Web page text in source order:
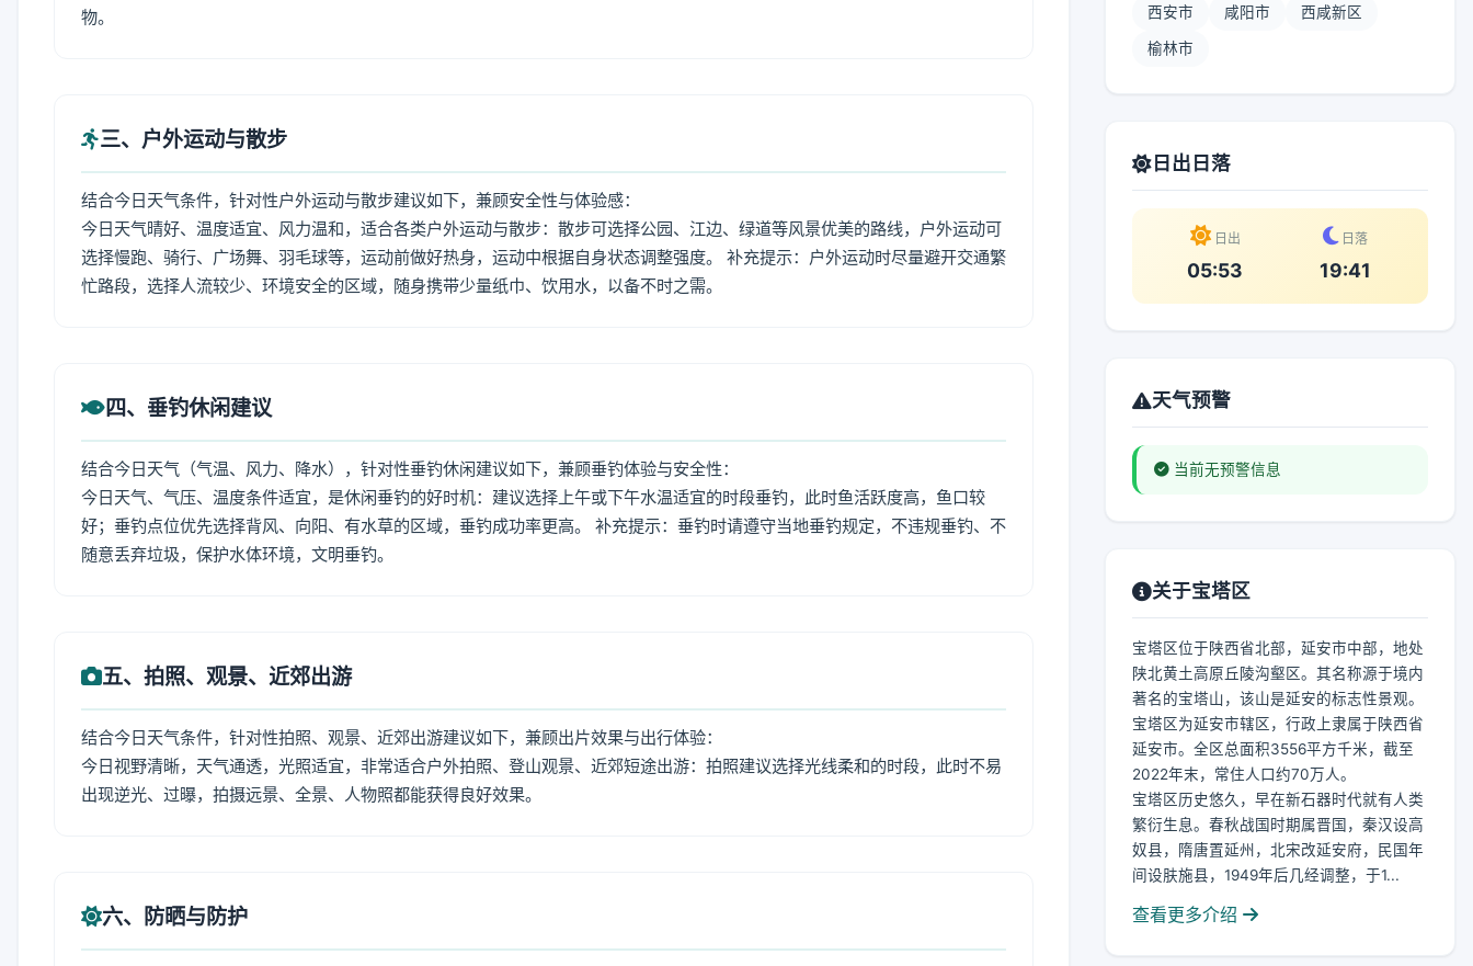
物。
三、户外运动与散步
结合今日天气条件，针对性户外运动与散步建议如下，兼顾安全性与体验感：
今日天气晴好、温度适宜、风力温和，适合各类户外运动与散步：散步可选择公园、江边、绿道等风景优美的路线，户外运动可
选择慢跑、骑行、广场舞、羽毛球等，运动前做好热身，运动中根据自身状态调整强度。 补充提示：户外运动时尽量避开交通繁
忙路段，选择人流较少、环境安全的区域，随身携带少量纸巾、饮用水，以备不时之需。
四、垂钓休闲建议
结合今日天气（气温、风力、降水），针对性垂钓休闲建议如下，兼顾垂钓体验与安全性：
今日天气、气压、温度条件适宜，是休闲垂钓的好时机：建议选择上午或下午水温适宜的时段垂钓，此时鱼活跃度高，鱼口较
好；垂钓点位优先选择背风、向阳、有水草的区域，垂钓成功率更高。 补充提示：垂钓时请遵守当地垂钓规定，不违规垂钓、不
随意丢弃垃圾，保护水体环境，文明垂钓。
五、拍照、观景、近郊出游
结合今日天气条件，针对性拍照、观景、近郊出游建议如下，兼顾出片效果与出行体验：
今日视野清晰，天气通透，光照适宜，非常适合户外拍照、登山观景、近郊短途出游：拍照建议选择光线柔和的时段，此时不易
出现逆光、过曝，拍摄远景、全景、人物照都能获得良好效果。
六、防晒与防护
西安市 咸阳市 西咸新区
榆林市
日出日落
日出
05:53
日落
19:41
天气预警
当前无预警信息
关于宝塔区
宝塔区位于陕西省北部，延安市中部，地处
陕北黄土高原丘陵沟壑区。其名称源于境内
著名的宝塔山，该山是延安的标志性景观。
宝塔区为延安市辖区，行政上隶属于陕西省
延安市。全区总面积3556平方千米，截至
2022年末，常住人口约70万人。
宝塔区历史悠久，早在新石器时代就有人类
繁衍生息。春秋战国时期属晋国，秦汉设高
奴县，隋唐置延州，北宋改延安府，民国年
间设肤施县，1949年后几经调整，于1...
查看更多介绍